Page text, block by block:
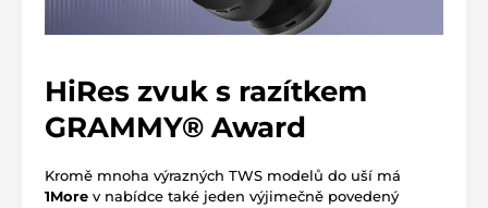
HiRes zvuk s razítkem
GRAMMY® Award
Kromě mnoha výrazných TWS modelů do uší má
1More v nabídce také jeden výjimečně povedený